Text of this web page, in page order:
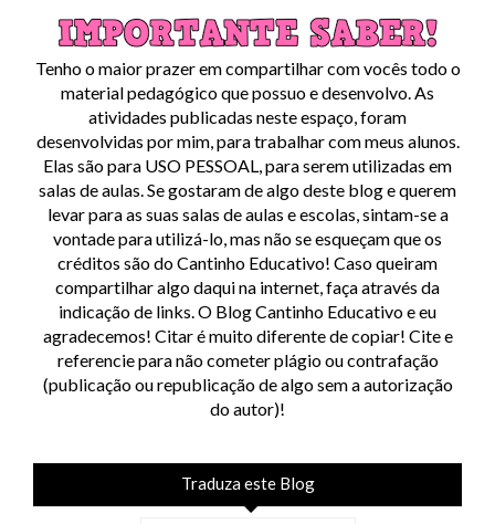
Tenho o maior prazer em compartilhar com vocês todo o
material pedagógico que possuo e desenvolvo. As
atividades publicadas neste espaço, foram
desenvolvidas por mim, para trabalhar com meus alunos.
Elas são para USO PESSOAL, para serem utilizadas em
salas de aulas. Se gostaram de algo deste blog e querem
levar para as suas salas de aulas e escolas, sintam-se a
vontade para utilizá-lo, mas não se esqueçam que os
créditos são do Cantinho Educativo! Caso queiram
compartilhar algo daqui na internet, faça através da
indicação de links. O Blog Cantinho Educativo e eu
agradecemos! Citar é muito diferente de copiar! Cite e
referencie para não cometer plágio ou contrafação
(publicação ou republicação de algo sem a autorização
do autor)!
Traduza este Blog